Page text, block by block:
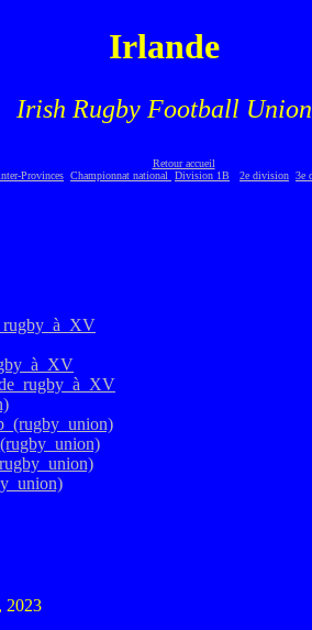
Irlande
Irish Rugby Football Union
Retour accueil
Provinces Championnat national Division 1B 2e division 3e
2023